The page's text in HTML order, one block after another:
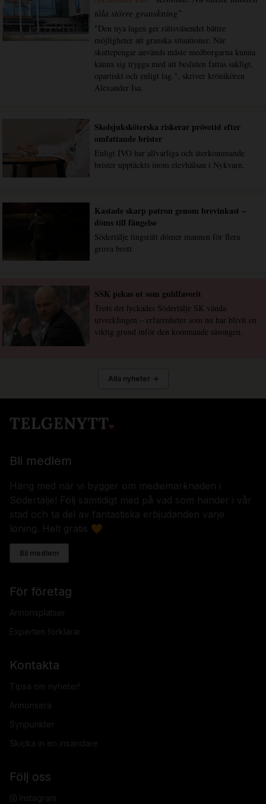
tåla större granskning"
"Den nya lagen ger rättsväsendet bättre
möjligheter att granska situationer. När
skattepengar används måste medborgarna kunna
känna sig trygga med att besluten fattas sakligt,
opartiskt och enligt lag.", skriver krönikören
Alexander Isa.
Skolsjuksköterska riskerar prövotid efter
omfattande brister
Enligt IVO har allvarliga och återkommande
brister upptäckts inom elevhälsan i Nykvarn.
Kastade skarp patron genom brevinkast –
döms till fängelse
Södertälje tingsrätt dömer mannen för flera
grova brott.
SSK pekas ut som guldfavorit
Trots det lyckades Södertälje SK vända
utvecklingen – erfarenheter som nu har blivit en
viktig grund inför den kommande säsongen.
Alla nyheter →
Bli medlem
Häng med när vi bygger om mediemarknaden i
Södertälje! Följ samtidigt med på vad som händer i vår
stad och ta del av fantastiska erbjudanden varje
löning. Helt gratis 🧡
Bli medlem
För företag
Annonsplatser
Experten förklarar
Kontakta
Tipsa om nyheter!
Annonsera
Synpunkter
Skicka in en insändare
Följ oss
Instagram